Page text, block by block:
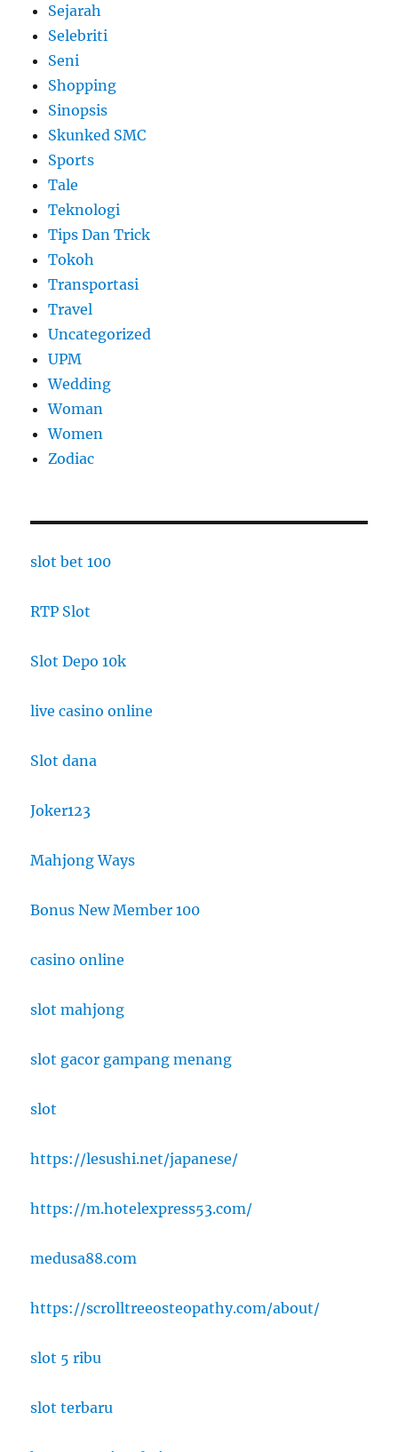
Sejarah
Selebriti
Seni
Shopping
Sinopsis
Skunked SMC
Sports
Tale
Teknologi
Tips Dan Trick
Tokoh
Transportasi
Travel
Uncategorized
UPM
Wedding
Woman
Women
Zodiac
slot bet 100
RTP Slot
Slot Depo 10k
live casino online
Slot dana
Joker123
Mahjong Ways
Bonus New Member 100
casino online
slot mahjong
slot gacor gampang menang
slot
https://lesushi.net/japanese/
https://m.hotelexpress53.com/
medusa88.com
https://scrolltreeosteopathy.com/about/
slot 5 ribu
slot terbaru